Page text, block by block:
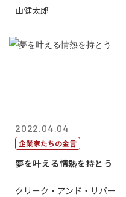
山健太郎
2022.04.04
企業家たちの金言
夢を叶える情熱を持とう
クリーク・アンド・リバー